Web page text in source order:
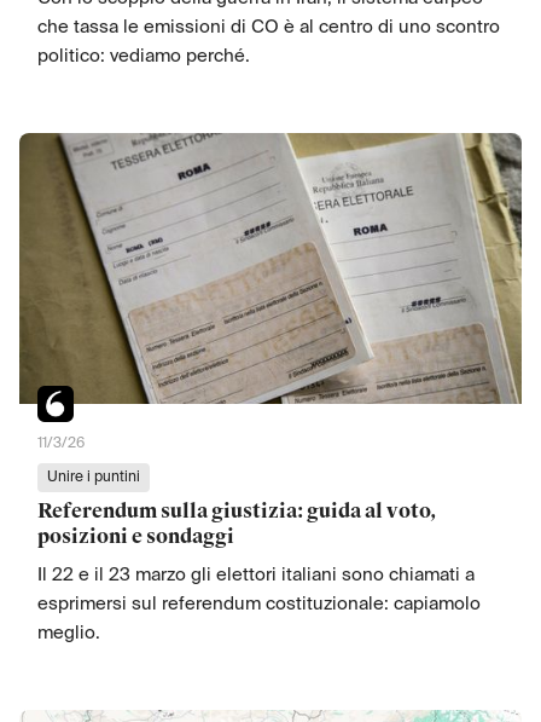
che tassa le emissioni di CO è al centro di uno scontro
politico: vediamo perché.
11/3/26
Unire i puntini
Referendum sulla giustizia: guida al voto,
posizioni e sondaggi
Il 22 e il 23 marzo gli elettori italiani sono chiamati a
esprimersi sul referendum costituzionale: capiamolo
meglio.